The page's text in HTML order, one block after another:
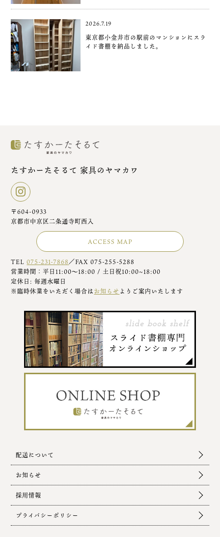
2026.7.19
東京都小金井市の駅前のマンションにスラ
イド書棚を納品しました。
たすかーたそるて 家具のヤマカワ
〒604-0933
京都市中京区二条通寺町西入
ACCESS MAP
TEL075-231-7868／FAX 075-255-5288
営業時間：平日11:00～18:00 / 土日祝10:00~18:00
定休日: 毎週水曜日
※臨時休業をいただく場合はお知らせ よりご案内いたします
配送について
お知らせ
採用情報
プライバシーポリシー